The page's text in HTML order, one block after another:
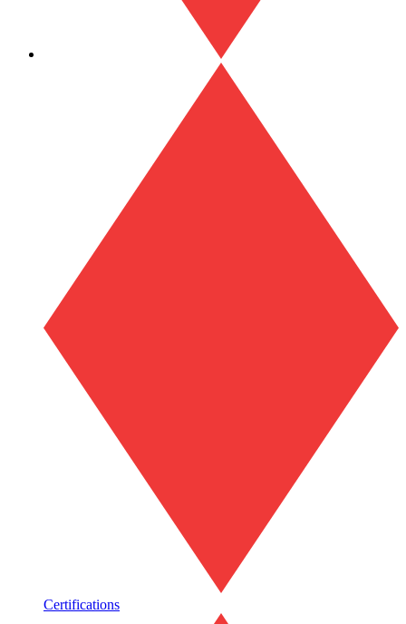
Certifications